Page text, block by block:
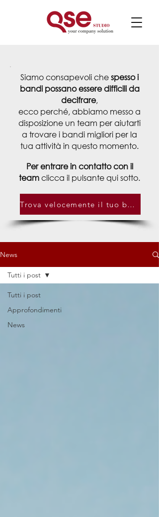
Siamo consapevoli chespesso i
bandi possano essere difficili da
decifrare,
ecco perché, abbiamo messo a
disposizione un team per aiutarti
a trovare i bandi migliori per la
tua attività in questo momento.
Per entrare in contatto con il
teamclicca il pulsante qui sotto.
Trova velocemente il tuo bando
News
Tutti i post
Approfondimenti
News
Tutti i post